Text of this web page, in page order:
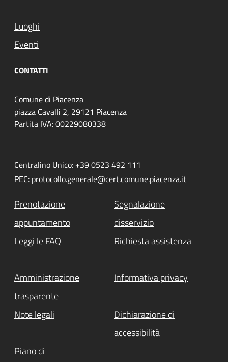
Luoghi
Eventi
CONTATTI
Comune di Piacenza
piazza Cavalli 2, 29121 Piacenza
Partita IVA: 00229080338
Centralino Unico: +39 0523 492 111
PEC: protocollo.generale@cert.comune.piacenza.it
Prenotazione
appuntamento
Segnalazione
disservizio
Leggi le FAQ
Richiesta assistenza
Amministrazione
trasparente
Informativa privacy
Note legali
Dichiarazione di
accessibilità
Piano di